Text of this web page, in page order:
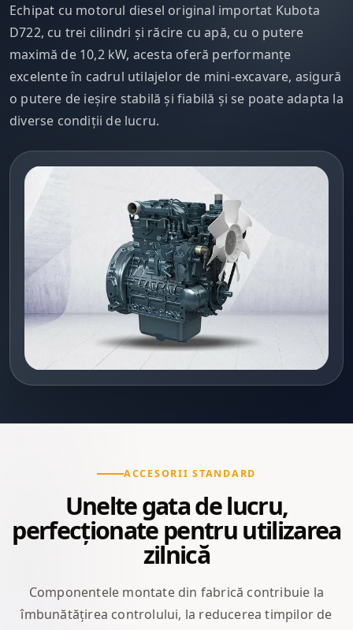
Echipat cu motorul diesel original importat Kubota
D722, cu trei cilindri și răcire cu apă, cu o putere
maximă de 10,2 kW, acesta oferă performanțe
excelente în cadrul utilajelor de mini-excavare, asigură
o putere de ieșire stabilă și fiabilă și se poate adapta la
diverse condiții de lucru.
ACCESORII STANDARD
Unelte gata de lucru,
perfecționate pentru utilizarea
zilnică
Componentele montate din fabrică contribuie la
îmbunătățirea controlului, la reducerea timpilor de